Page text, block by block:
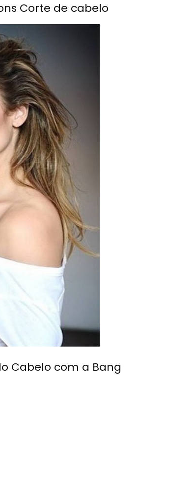
Corte de cabelo
Cabelo com a Bang